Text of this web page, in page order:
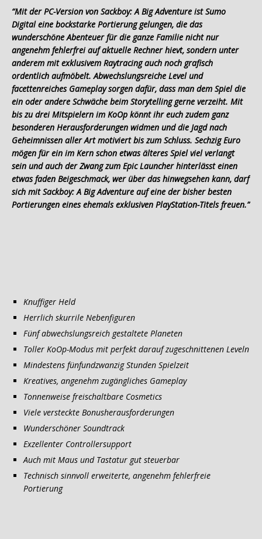
“Mit der PC-Version von Sackboy: A Big Adventure ist Sumo
Digital eine bockstarke Portierung gelungen, die das
wunderschöne Abenteuer für die ganze Familie nicht nur
angenehm fehlerfrei auf aktuelle Rechner hievt, sondern unter
anderem mit exklusivem Raytracing auch noch grafisch
ordentlich aufmöbelt. Abwechslungsreiche Level und
facettenreiches Gameplay sorgen dafür, dass man dem Spiel die
ein oder andere Schwäche beim Storytelling gerne verzeiht. Mit
bis zu drei Mitspielern im KoOp könnt ihr euch zudem ganz
besonderen Herausforderungen widmen und die Jagd nach
Geheimnissen aller Art motiviert bis zum Schluss. Sechzig Euro
mögen für ein im Kern schon etwas älteres Spiel viel verlangt
sein und auch der Zwang zum Epic Launcher hinterlässt einen
etwas faden Beigeschmack, wer über das hinwegsehen kann, darf
sich mit Sackboy: A Big Adventure auf eine der bisher besten
Portierungen eines ehemals exklusiven PlayStation-Titels freuen.”
Knuffiger Held
Herrlich skurrile Nebenfiguren
Fünf abwechslungsreich gestaltete Planeten
Toller KoOp-Modus mit perfekt darauf zugeschnittenen Leveln
Mindestens fünfundzwanzig Stunden Spielzeit
Kreatives, angenehm zugängliches Gameplay
Tonnenweise freischaltbare Cosmetics
Viele versteckte Bonusherausforderungen
Wunderschöner Soundtrack
Exzellenter Controllersupport
Auch mit Maus und Tastatur gut steuerbar
Technisch sinnvoll erweiterte, angenehm fehlerfreie
Portierung